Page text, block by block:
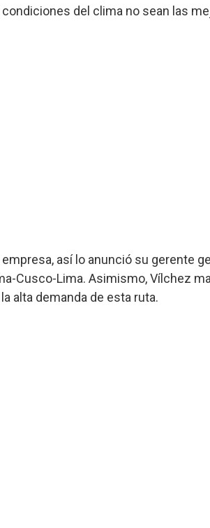
del clima no sean las
así lo anunció su gerente
Cusco-Lima. Asimismo, Vílchez
alta demanda de esta ruta.